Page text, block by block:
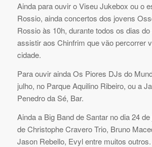
Ainda para ouvir o Viseu Jukebox ou o
Rossio, ainda concertos dos jovens
Rossio às 10h, durante todos os dias
assistir aos Chinfrim que vão percorrer
cidade.
Para ouvir ainda Os Piores DJs do
julho, no Parque Aquilino Ribeiro, ou a
Penedro da Sé, Bar.
Ainda a Big Band de Santar no dia 24
de Christophe Cravero Trio, Bruno
Jason Rebello, Evyl entre muitos outros.